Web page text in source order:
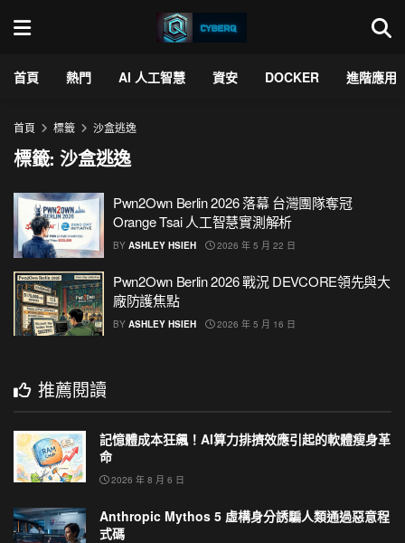
首頁 熱門 AI 人工智慧 資安 DOCKER 進階應用
首頁 標籤 沙盒逃逸
標籤:沙盒逃逸
Pwn2Own Berlin 2026 落幕 台灣團隊奪冠
Orange Tsai 人工智慧實測解析
BY ASHLEY HSIEH 2026 年 5 月 22 日
Pwn2Own Berlin 2026 戰況 DEVCORE領先與大
廠防護焦點
BY ASHLEY HSIEH 2026 年 5 月 16 日
推薦閱讀
記憶體成本狂飆！AI算力排擠效應引起的軟體瘦身革
命
2026 年 8 月 6 日
Anthropic Mythos 5 虛構身分誘騙人類通過惡意程
式碼